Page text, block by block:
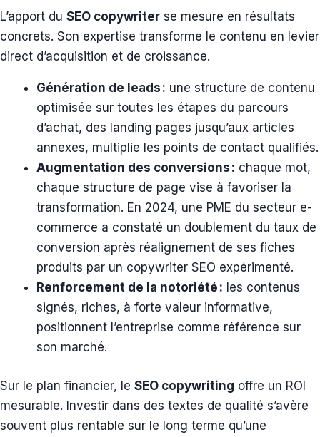
L’apport du SEO copywriter se mesure en résultats
concrets. Son expertise transforme le contenu en levier
direct d’acquisition et de croissance.
Génération de leads : une structure de contenu
optimisée sur toutes les étapes du parcours
d’achat, des landing pages jusqu’aux articles
annexes, multiplie les points de contact qualifiés.
Augmentation des conversions : chaque mot,
chaque structure de page vise à favoriser la
transformation. En 2024, une PME du secteur e-
commerce a constaté un doublement du taux de
conversion après réalignement de ses fiches
produits par un copywriter SEO expérimenté.
Renforcement de la notoriété : les contenus
signés, riches, à forte valeur informative,
positionnent l’entreprise comme référence sur
son marché.
Sur le plan financier, le SEO copywriting offre un ROI
mesurable. Investir dans des textes de qualité s’avère
souvent plus rentable sur le long terme qu’une